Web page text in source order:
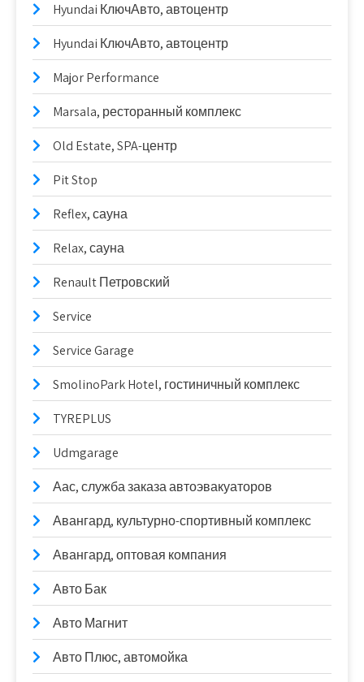
Hyundai КлючАвто, автоцентр
Hyundai КлючАвто, автоцентр
Major Performance
Marsala, ресторанный комплекс
Old Estate, SPA-центр
Pit Stop
Reflex, сауна
Relax, сауна
Renault Петровский
Service
Service Garage
SmolinoPark Hotel, гостиничный комплекс
TYREPLUS
Udmgarage
Аас, служба заказа автоэвакуаторов
Авангард, культурно-спортивный комплекс
Авангард, оптовая компания
Авто Бак
Авто Магнит
Авто Плюс, автомойка